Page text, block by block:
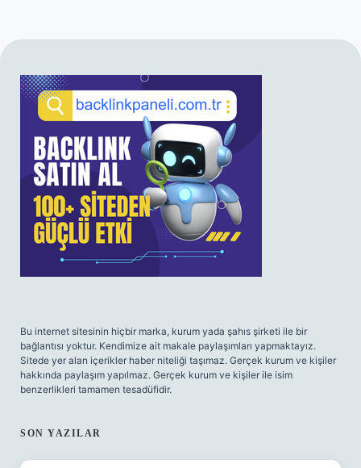
SIDEBAR
Bu internet sitesinin hiçbir marka, kurum yada şahıs şirketi ile bir
bağlantısı yoktur. Kendimize ait makale paylaşımları yapmaktayız.
Sitede yer alan içerikler haber niteliği taşımaz. Gerçek kurum ve kişiler
hakkında paylaşım yapılmaz. Gerçek kurum ve kişiler ile isim
benzerlikleri tamamen tesadüfidir.
SON YAZILAR